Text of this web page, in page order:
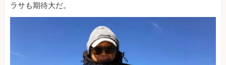
ラサも期待大だ。